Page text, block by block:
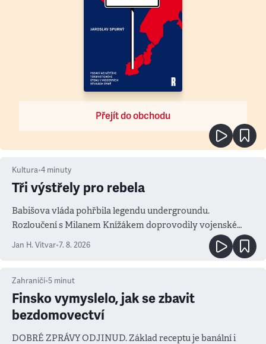
Přejít do obchodu
Kultura•4 minuty
Tři výstřely pro rebela
Babišova vláda pohřbila legendu undergroundu.
Rozloučení s Milanem Knížákem doprovodily vojenské
Jan H. Vitvar•7. 8. 2026
Zahraničí•5 minut
Finsko vymyslelo, jak se zbavit
bezdomovectví
DOBRÉ ZPRÁVY ODJINUD. Základ receptu je banální i